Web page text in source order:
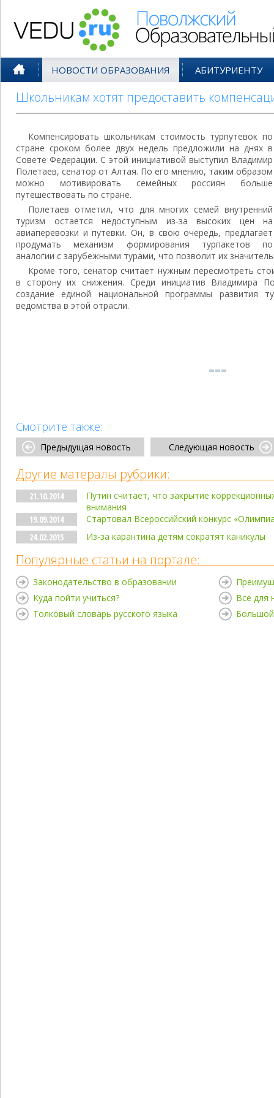
НОВОСТИ ОБРАЗОВАНИЯ АБИТУРИЕНТУ
Школьникам хотят предоставить
Компенсировать школьникам стоимость турпутевок по
стране сроком более двух недель предложили на днях в
Совете Федерации. С этой инициативой выступил Владимир
Полетаев, сенатор от Алтая. По его мнению, таким образом
можно мотивировать семейных россиян больше
путешествовать по стране.
Полетаев отметил, что для многих семей внутренний
туризм остается недоступным из-за высоких цен на
авиаперевозки и путевки. Он, в свою очередь, предлагает
продумать механизм формирования турпакетов по
аналогии с зарубежными турами, что позволит их
Кроме того, сенатор считает нужным пересмотреть
в сторону их снижения. Среди инициатив Владимира
создание единой национальной программы развития
ведомства в этой отрасли.
Смотрите также:
Предыдущая новость Следующая новость
Другие матералы рубрики:
21.10.2014
Путин считает, что закрытие
внимания
19.09.2014
Стартовал Всероссийский конкурс
24.02.2015
Из-за карантина детям сократят каникулы
Популярные статьи на портале:
Законодательство в образовании
Куда пойти учиться?
Толковый словарь русского языка
Все для
Большой